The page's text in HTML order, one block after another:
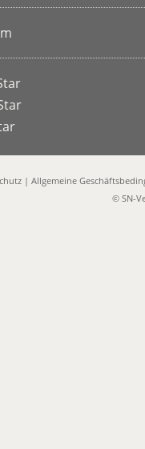
|Allgemeine
© SN-